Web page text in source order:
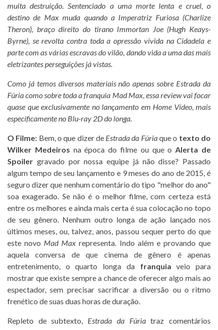
muita destruição. Sentenciado a uma morte lenta e cruel, o
destino de Max muda quando a Imperatriz Furiosa (Charlize
Theron), braço direito do tirano Immortan Joe (Hugh Keays-
Byrne), se revolta contra toda a opressão vivida na Cidadela e
parte com as várias escravas do vilão, dando vida a uma das mais
eletrizantes perseguições já vistas.
Como já temos diversos materiais não apenas sobre Estrada da
Fúria como sobre toda a franquia Mad Max, essa review vai focar
quase que exclusivamente no lançamento em Home Vídeo, mais
especificamente no Blu-ray 2D do longa.
O Filme: Bem, o que dizer de Estrada da Fúriaque o texto do
Wilker Medeiros na época do filme ou que oAlerta de
Spoiler gravado por nossa equipe já não disse? Passado
algum tempo de seu lançamento e 9 meses do ano de 2015, é
seguro dizer que nenhum comentário do tipo "melhor do ano"
soa exagerado. Se não é o melhor filme, com certeza está
entre os melhores e ainda mais certa é sua colocação no topo
de seu gênero. Nenhum outro longa de ação lançado nos
últimos meses, ou, talvez, anos, passou sequer perto do que
este novo Mad Max representa. Indo além e provando que
aquela conversa de que cinema de gênero é apenas
entretenimento, o quarto longa da franquia veio para
mostrar que existe sempre a chance de oferecer algo mais ao
espectador, sem precisar sacrificar a diversão ou o ritmo
frenético de suas duas horas de duração.
Repleto de subtexto, Estrada da Fúriatraz comentários